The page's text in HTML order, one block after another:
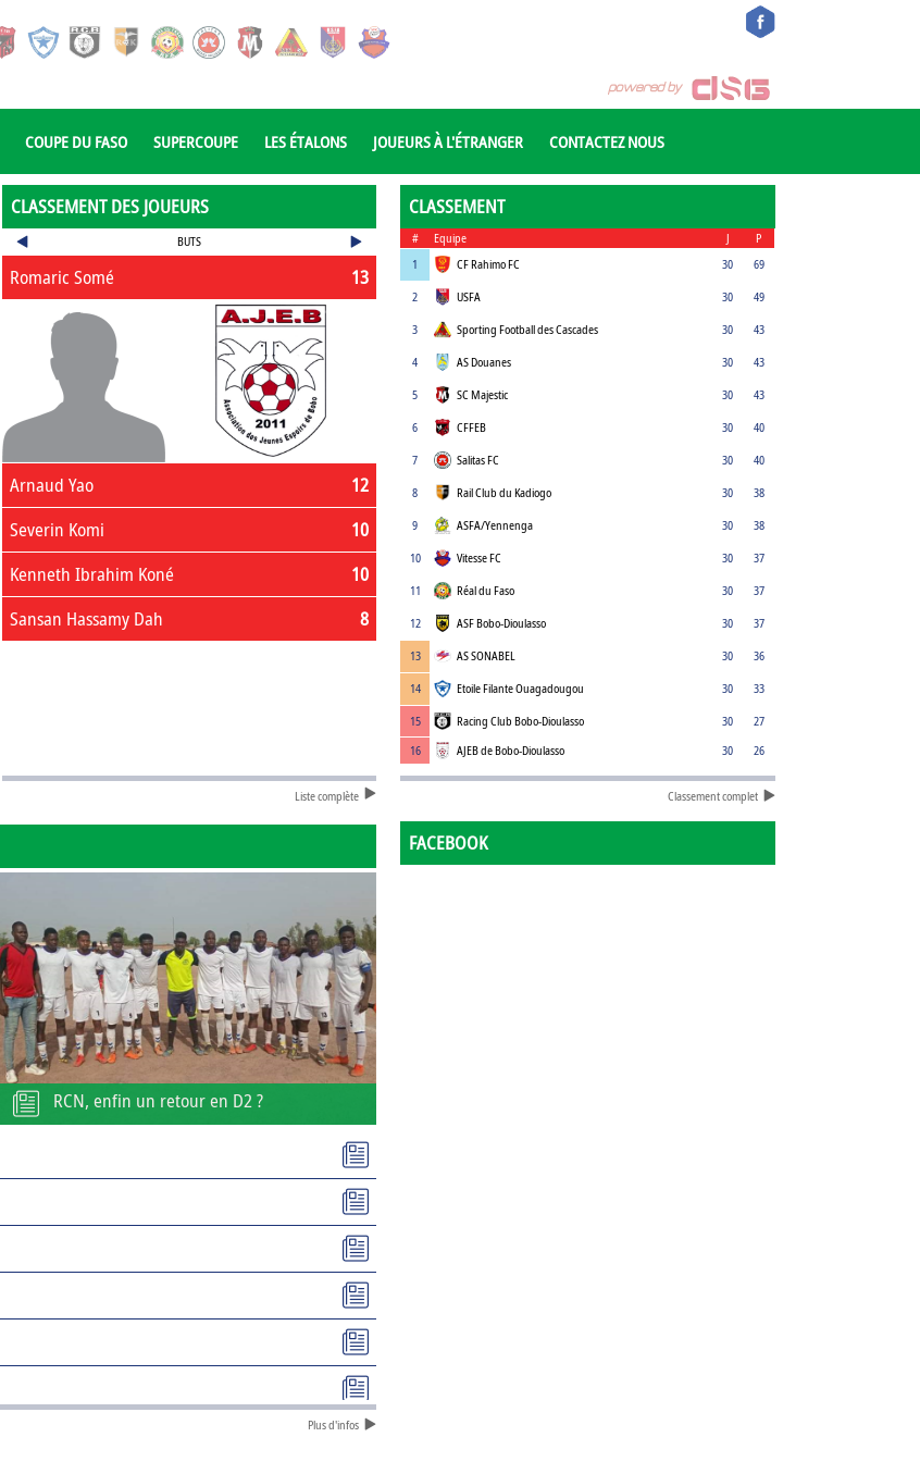
COUPE DU FASO SUPERCOUPE LES ÉTALONS JOUEURS À L'ÉTRANGER CONTACTEZ NOUS
CLASSEMENT DES JOUEURS
BUTS
13
Romaric Somé
12
Arnaud Yao
10
Severin Komi
10
Kenneth Ibrahim Koné
8
Sansan Hassamy Dah
Liste complète
CLASSEMENT
# Equipe J
P
1
CF Rahimo FC 30
69
2
USFA 30
49
3
Sporting Football des Cascades 30
43
4
AS Douanes 30
43
5
SC Majestic 30
43
6
CFFEB 30
40
7
Salitas FC 30
40
8
Rail Club du Kadiogo 30
38
9
ASFA/Yennenga 30
38
10
Vitesse FC 30
37
11
Réal du Faso 30
37
12
ASF Bobo-Dioulasso 30
37
13
AS SONABEL 30
36
14
Etoile Filante Ouagadougou 30
33
15
Racing Club Bobo-Dioulasso 30
27
16
AJEB de Bobo-Dioulasso 30 26
Classement complet
RCN, enfin un retour en D2 ?
Plus d'infos
FACEBOOK